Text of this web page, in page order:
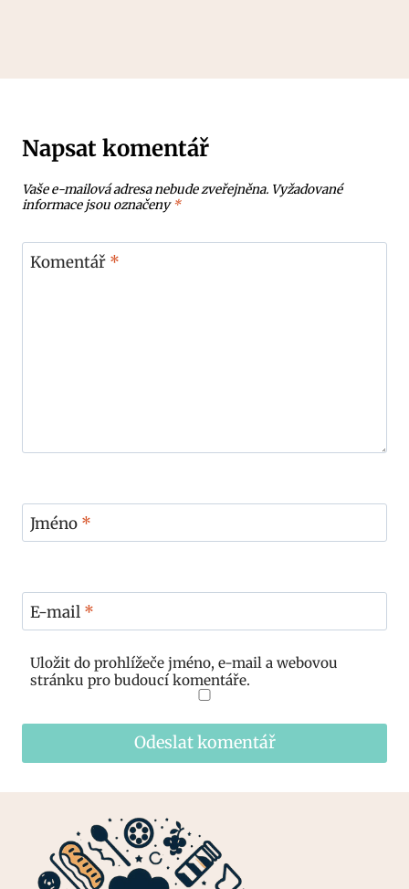
Napsat komentář
Vaše e-mailová adresa nebude zveřejněna. Vyžadované
informace jsou označeny*
Komentář *
Jméno *
E-mail *
Uložit do prohlížeče jméno, e-mail a webovou
stránku pro budoucí komentáře.